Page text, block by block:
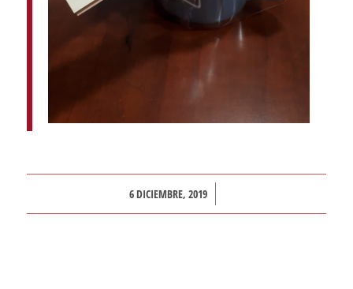
6 DICIEMBRE, 2019
/